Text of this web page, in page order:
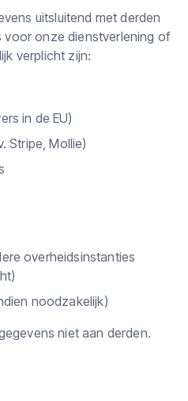
uitsluitend met derden
voor onze dienstverlening of
verplicht zijn:
in de EU)
Stripe, Mollie)
overheidsinstanties
noodzakelijk)
niet aan derden.